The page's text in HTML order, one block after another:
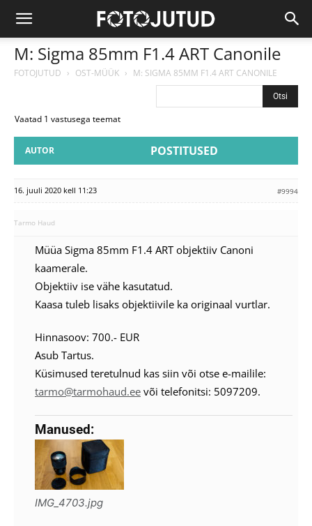
M: Sigma 85mm F1.4 ART Canonile
FOTOJUTUD › OST-MÜÜK › M: SIGMA 85MM F1.4 ART CANONILE
Vaatad 1 vastusega teemat
AUTOR POSTITUSED
16. juuli 2020 kell 11:23 #9994
Tarmo Haud
Müüa Sigma 85mm F1.4 ART objektiiv Canoni
kaamerale.
Objektiiv ise vähe kasutatud.
Kaasa tuleb lisaks objektiivile ka originaal vurtlar.
Hinnasoov: 700.- EUR
Asub Tartus.
Küsimused teretulnud kas siin või otse e-mailile:
tarmo@tarmohaud.ee või telefonitsi: 5097209.
Manused:
IMG_4703.jpg